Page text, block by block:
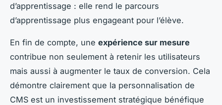
d’apprentissage : elle rend le parcours
d’apprentissage plus engageant pour l’élève.
En fin de compte, une expérience sur mesure
contribue non seulement à retenir les utilisateurs
mais aussi à augmenter le taux de conversion. Cela
démontre clairement que la personnalisation de
CMS est un investissement stratégique bénéfique